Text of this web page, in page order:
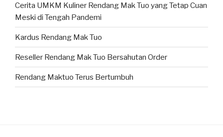
Cerita UMKM Kuliner Rendang Mak Tuo yang Tetap Cuan
Meski di Tengah Pandemi
Kardus Rendang Mak Tuo
Reseller Rendang Mak Tuo Bersahutan Order
Rendang Maktuo Terus Bertumbuh